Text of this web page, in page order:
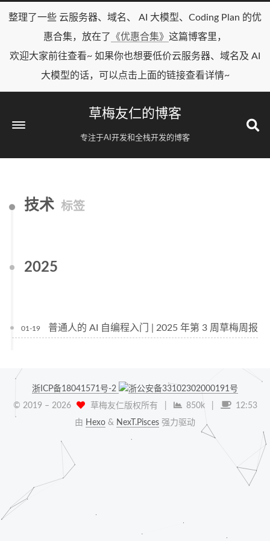
整理了一些 云服务器、域名、 AI 大模型、Coding Plan 的优
惠合集，放在了
《优惠合集》 这篇博客里，
欢迎大家前往查看~ 如果你也想要低价云服务器、域名及 AI
大模型的话，可以点击上面的链接查看详情~
草梅友仁的博客
专注于AI开发和全栈开发的博客
技术 标签
2025
01-19 普通人的 AI 自编程入门 | 2025 年第 3 周草梅周报
浙ICP备18041571号-2
浙公安备33102302000191号
© 2019 – 2026 草梅友仁版权所有 850k
12:53
由 Hexo & NexT.Pisces 强力驱动